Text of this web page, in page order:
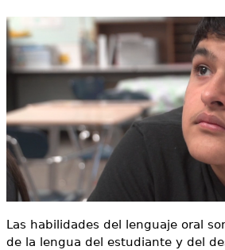
Más recursos
e
s
t
a
q
u
í
Las habilidades del lenguaje oral
de la lengua del estudiante y del